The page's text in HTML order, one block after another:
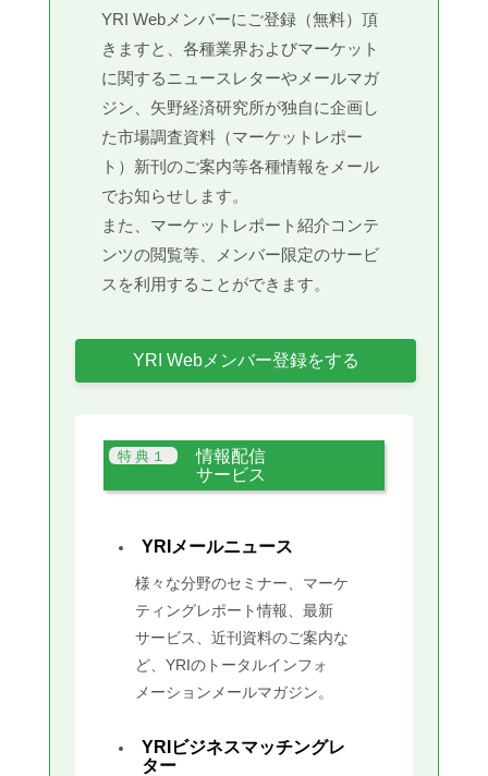
YRI Webメンバーにご登録（無料）頂
きますと、各種業界およびマーケット
に関するニュースレターやメールマガ
ジン、矢野経済研究所が独自に企画し
た市場調査資料（マーケットレポー
ト）新刊のご案内等各種情報をメール
でお知らせします。
また、マーケットレポート紹介コンテ
ンツの閲覧等、メンバー限定のサービ
スを利用することができます。
YRI Webメンバー登録をする
情報配信
サービス
YRIメールニュース
様々な分野のセミナー、マーケ
ティングレポート情報、最新
サービス、近刊資料のご案内な
ど、YRIのトータルインフォ
メーションメールマガジン。
YRIビジネスマッチングレ
ター